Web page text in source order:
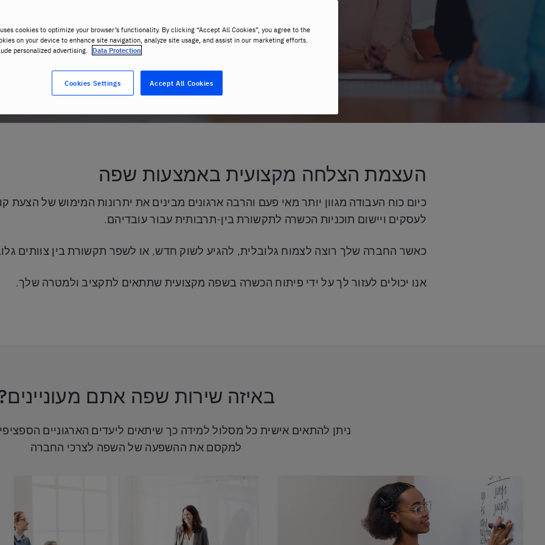
העצמת הצלחה מקצועית באמצעות שפה
כיום כוח העבודה מגוון יותר מאי פעם והרבה ארגונים מבינים את יתרונות המימוש של הצעת
לעסקים ויישום תוכניות הכשרה לתקשורת בין-תרבותית עבור עובדיהם.
כאשר החברה שלך רוצה לצמוח גלובלית, להגיע לשוק חדש, או לשפר תקשורת בין צוותים
אנו יכולים לעזור לך על ידי פיתוח הכשרה בשפה מקצועית שתתאים לתקציב ולמטרה שלך.
באיזה שירות שפה אתם
ניתן להתאים אישית כל מסלול למידה כך שיתאים ליעדים הארגוניים
למקסם את ההשפעה של השפה לצרכי החברה
cookies to optimize your browser’s functionality. By clicking “Accept All Cookies”, you agree to the
on your device to enhance site navigation, analyze site usage, and assist in our marketing efforts.
personalized advertising. Data Protection
Accept All Cookies
Cookies Settings